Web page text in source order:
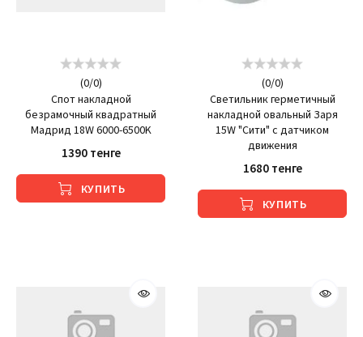
(0/0)
Спот накладной
безрамочный квадратный
Мадрид 18W 6000-6500K
1390 тенге
КУПИТЬ
(0/0)
Светильник герметичный
накладной овальный Заря
15W "Сити" с датчиком
движения
1680 тенге
КУПИТЬ